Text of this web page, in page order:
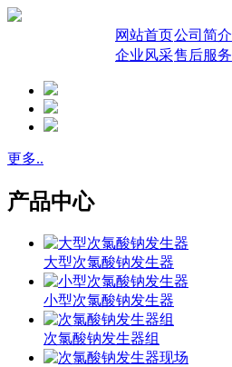
网站首页公司简介
企业风采售后服务
更多..
产品中心
大型次氯酸钠发生器
小型次氯酸钠发生器
次氯酸钠发生器组